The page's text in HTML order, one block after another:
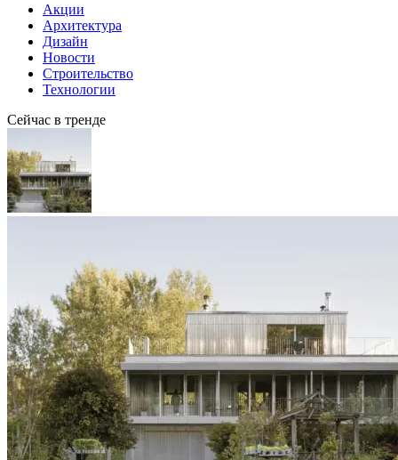
Акции
Архитектура
Дизайн
Новости
Строительство
Технологии
Сейчас в тренде